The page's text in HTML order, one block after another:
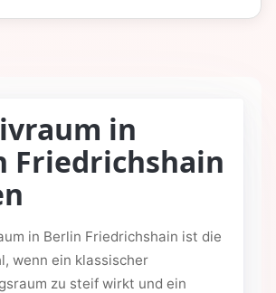
in
Friedrichshain
in Berlin Friedrichshain ist die
wenn ein klassischer
zu steif wirkt und ein